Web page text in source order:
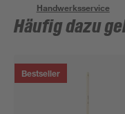
Handwerksservice
Häufig dazu
Bestseller